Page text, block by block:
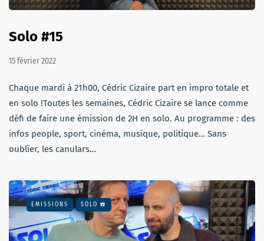
Solo #15
15 février 2022
Chaque mardi à 21h00, Cédric Cizaire part en impro totale et
en solo !Toutes les semaines, Cédric Cizaire se lance comme
défi de faire une émission de 2H en solo. Au programme : des
infos people, sport, cinéma, musique, politique… Sans
oublier, les canulars…
EMISSIONS SOLO ☎️